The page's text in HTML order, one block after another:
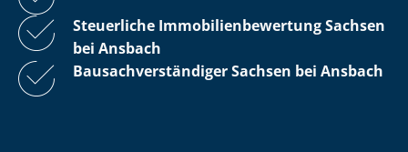
Steuerliche Im­mo­bi­li­en­be­wer­tungSachsen
bei Ansbach
Bau­sach­ver­stän­di­ger Sachsen bei Ansbach